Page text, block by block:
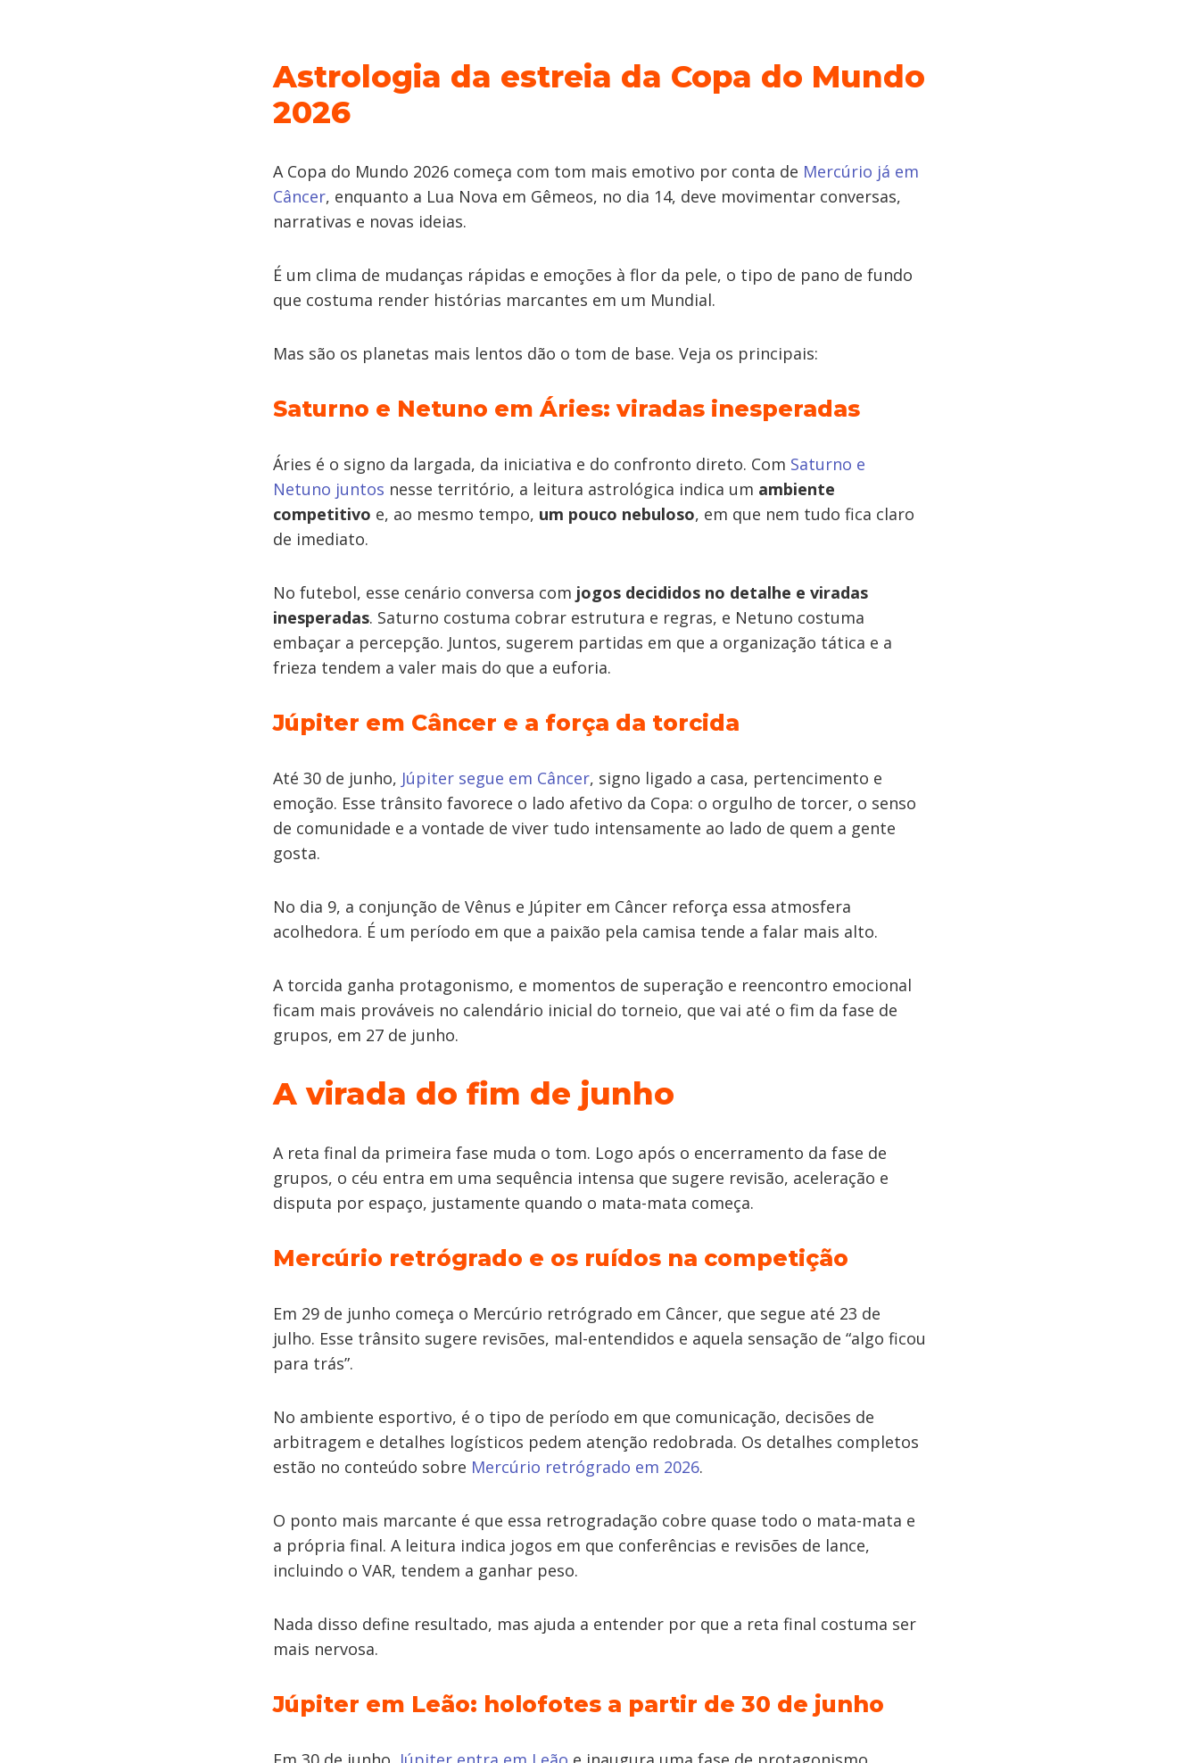
Astrologia da estreia da Copa do Mundo
2026
A Copa do Mundo 2026 começa com tom mais emotivo por conta de Mercúrio já em
Câncer, enquanto a Lua Nova em Gêmeos, no dia 14, deve movimentar conversas,
narrativas e novas ideias.
É um clima de mudanças rápidas e emoções à flor da pele, o tipo de pano de fundo
que costuma render histórias marcantes em um Mundial.
Mas são os planetas mais lentos dão o tom de base. Veja os principais:
Saturno e Netuno em Áries: viradas inesperadas
Áries é o signo da largada, da iniciativa e do confronto direto. Com Saturno e
Netuno juntos nesse território, a leitura astrológica indica um ambiente
competitivo e, ao mesmo tempo, um pouco nebuloso, em que nem tudo fica claro
de imediato.
No futebol, esse cenário conversa com jogos decididos no detalhe e viradas
inesperadas. Saturno costuma cobrar estrutura e regras, e Netuno costuma
embaçar a percepção. Juntos, sugerem partidas em que a organização tática e a
frieza tendem a valer mais do que a euforia.
Júpiter em Câncer e a força da torcida
Até 30 de junho, Júpiter segue em Câncer, signo ligado a casa, pertencimento e
emoção. Esse trânsito favorece o lado afetivo da Copa: o orgulho de torcer, o senso
de comunidade e a vontade de viver tudo intensamente ao lado de quem a gente
gosta.
No dia 9, a conjunção de Vênus e Júpiter em Câncer reforça essa atmosfera
acolhedora. É um período em que a paixão pela camisa tende a falar mais alto.
A torcida ganha protagonismo, e momentos de superação e reencontro emocional
ficam mais prováveis no calendário inicial do torneio, que vai até o fim da fase de
grupos, em 27 de junho.
A virada do fim de junho
A reta final da primeira fase muda o tom. Logo após o encerramento da fase de
grupos, o céu entra em uma sequência intensa que sugere revisão, aceleração e
disputa por espaço, justamente quando o mata-mata começa.
Mercúrio retrógrado e os ruídos na competição
Em 29 de junho começa o Mercúrio retrógrado em Câncer, que segue até 23 de
julho. Esse trânsito sugere revisões, mal-entendidos e aquela sensação de “algo ficou
para trás”.
No ambiente esportivo, é o tipo de período em que comunicação, decisões de
arbitragem e detalhes logísticos pedem atenção redobrada. Os detalhes completos
estão no conteúdo sobre Mercúrio retrógrado em 2026.
O ponto mais marcante é que essa retrogradação cobre quase todo o mata-mata e
a própria final. A leitura indica jogos em que conferências e revisões de lance,
incluindo o VAR, tendem a ganhar peso.
Nada disso define resultado, mas ajuda a entender por que a reta final costuma ser
mais nervosa.
Júpiter em Leão: holofotes a partir de 30 de junho